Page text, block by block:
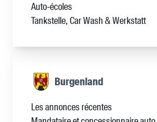
Auto-écoles
Tankstelle, Car Wash & Werkstatt
Burgenland
Les annonces récentes